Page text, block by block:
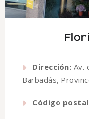
Dirección: Av.
Barbadás,
Código